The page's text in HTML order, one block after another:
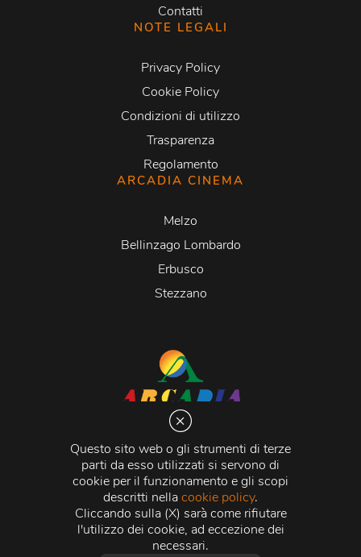
Questo sito web o gli strumenti di terze
parti da esso utilizzati si servono di
cookie per il funzionamento e gli scopi
descritti nellacookie policy.
Cliccando sulla (X) sarà come rifiutare
l'utilizzo dei cookie, ad eccezione dei
necessari.
Contatti
NOTE LEGALI
Privacy Policy
Cookie Policy
Condizioni di utilizzo
Trasparenza
Regolamento
ARCADIA CINEMA
Melzo
Bellinzago Lombardo
Erbusco
Stezzano
Via Martiri della Libertà 20066 Melzo (MI)
C.C.I.A.A. - R.E.A di Milano n. 1427910
Registro delle Imprese di Milano n. 338392 -
Fiscale e Partita Iva11015840157 | Capitale Sociale
500.000,00 i.v.
Credits:Crea Informatica S.r.l. 2026 © Tutti i diritti
riservati.